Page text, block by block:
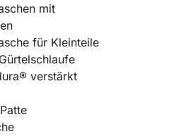
mit
für Kleinteile
verstärkt